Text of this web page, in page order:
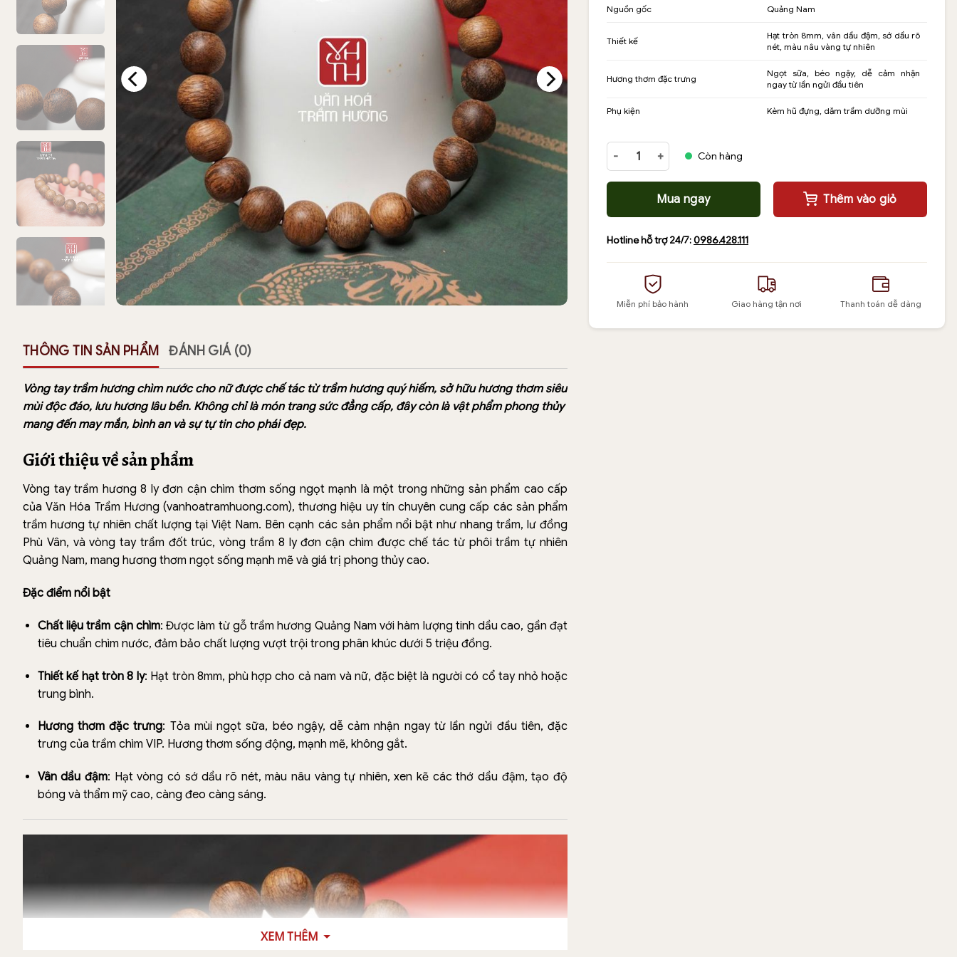
THÔNG TIN SẢN PHẨM ĐÁNH GIÁ (0)
Vòng tay trầm hương chìm nước cho nữ được chế tác từ trầm hương quý hiếm, sở hữu hương thơm siêu
mùi độc đáo, lưu hương lâu bền. Không chỉ là món trang sức đẳng cấp, đây còn là vật phẩm phong thủy
mang đến may mắn, bình an và sự tự tin cho phái đẹp.
Giới thiệu về sản phẩm
Vòng tay trầm hương 8 ly đơn cận chìm thơm sống ngọt mạnh là một trong những sản phẩm cao cấp
của Văn Hóa Trầm Hương (vanhoatramhuong.com), thương hiệu uy tín chuyên cung cấp các sản phẩm
trầm hương tự nhiên chất lượng tại Việt Nam. Bên cạnh các sản phẩm nổi bật như nhang trầm, lư đồng
Phù Vân, và vòng tay trầm đốt trúc, vòng trầm 8 ly đơn cận chìm được chế tác từ phôi trầm tự nhiên
Quảng Nam, mang hương thơm ngọt sống mạnh mẽ và giá trị phong thủy cao.
Đặc điểm nổi bật
Chất liệu trầm cận chìm: Được làm từ gỗ trầm hương Quảng Nam với hàm lượng tinh dầu cao, gần đạt
tiêu chuẩn chìm nước, đảm bảo chất lượng vượt trội trong phân khúc dưới 5 triệu đồng.
Thiết kế hạt tròn 8 ly: Hạt tròn 8mm, phù hợp cho cả nam và nữ, đặc biệt là người có cổ tay nhỏ hoặc
trung bình.
Hương thơm đặc trưng: Tỏa mùi ngọt sữa, béo ngậy, dễ cảm nhận ngay từ lần ngửi đầu tiên, đặc
trưng của trầm chìm VIP. Hương thơm sống động, mạnh mẽ, không gắt.
Vân dầu đậm: Hạt vòng có sớ dầu rõ nét, màu nâu vàng tự nhiên, xen kẽ các thớ dầu đậm, tạo độ
bóng và thẩm mỹ cao, càng đeo càng sáng.
XEM THÊM
Nguồn gốc Quảng Nam
Thiết kế
Hạt tròn 8mm, vân dầu đậm, sớ dầu rõ
nét, màu nâu vàng tự nhiên
Hương thơm đặc trưng
Ngọt sữa, béo ngậy, dễ cảm nhận
ngay từ lần ngửi đầu tiên
Phụ kiện Kèm hũ đựng, dăm trầm dưỡng mùi
Còn hàng
Vòng tay trầm hương 8 ly đơn cận chìm thơm sống ngọt mạnh số lượng
Thêm vào giỏ
Mua ngay
Hotline hỗ trợ 24/7:0986.428.111
Miễn phí bảo hành Giao hàng tận nơi Thanh toán dễ dàng